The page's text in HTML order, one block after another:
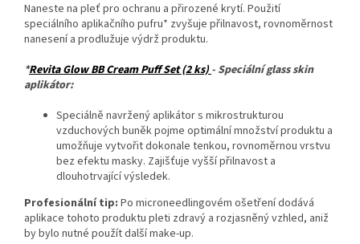
Naneste na pleť pro ochranu a přirozené krytí. Použití
speciálního aplikačního pufru* zvyšuje přilnavost, rovnoměrnost
nanesení a prodlužuje výdrž produktu.
*Revita Glow BB Cream Puff Set (2 ks)- Speciální glass skin
aplikátor:
Speciálně navržený aplikátor s mikrostrukturou
vzduchových buněk pojme optimální množství produktu a
umožňuje vytvořit dokonale tenkou, rovnoměrnou vrstvu
bez efektu masky. Zajišťuje vyšší přilnavost a
dlouhotrvající výsledek.
Profesionální tip: Po microneedlingovém ošetření dodává
aplikace tohoto produktu pleti zdravý a rozjasněný vzhled, aniž
by bylo nutné použít další make-up.